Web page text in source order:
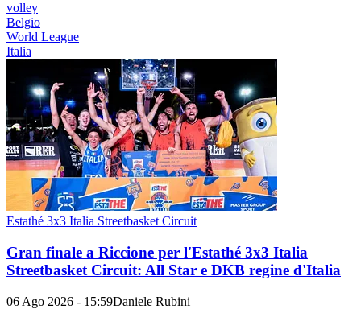
volley
Belgio
World League
Italia
Estathé 3x3 Italia Streetbasket Circuit
Gran finale a Riccione per l'Estathé 3x3 Italia
Streetbasket Circuit: All Star e DKB regine d'Italia
06 Ago 2026 - 15:59Daniele Rubini